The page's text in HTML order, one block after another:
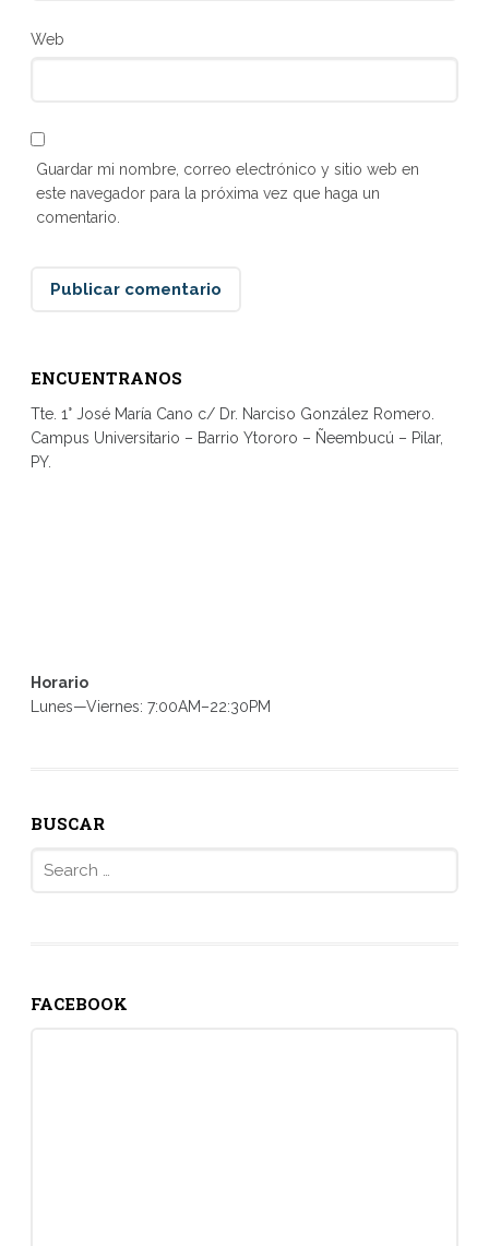
Web
Guardar mi nombre, correo electrónico y sitio web en
este navegador para la próxima vez que haga un
comentario.
ENCUENTRANOS
Tte. 1° José María Cano c/ Dr. Narciso González Romero.
Campus Universitario – Barrio Ytororo – Ñeembucú – Pilar,
PY.
Horario
Lunes—Viernes: 7:00AM–22:30PM
BUSCAR
FACEBOOK